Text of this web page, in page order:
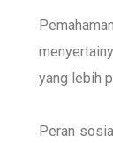
yang lebih
Peran